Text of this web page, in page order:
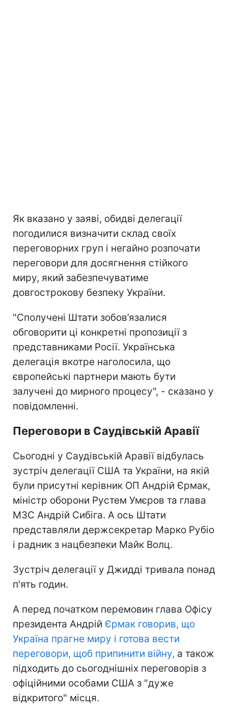
Як вказано у заяві, обидві делегації
погодилися визначити склад своїх
переговорних груп і негайно розпочати
переговори для досягнення стійкого
миру, який забезпечуватиме
довгострокову безпеку України.
"Сполучені Штати зобов’язалися
обговорити ці конкретні пропозиції з
представниками Росії. Українська
делегація вкотре наголосила, що
європейські партнери мають бути
залучені до мирного процесу", - сказано у
повідомленні.
Переговори в Саудівській Аравії
Сьогодні у Саудівській Аравії відбулась
зустріч делегації США та України, на якій
були присутні керівник ОП Андрій Єрмак,
міністр оборони Рустем Умєров та глава
МЗС Андрій Сибіга. А ось Штати
представляли держсекретар Марко Рубіо
і радник з нацбезпеки Майк Волц.
Зустріч делегації у Джидді тривала понад
п'ять годин.
А перед початком перемовин глава Офісу
президента Андрій Єрмак говорив, що
Україна прагне миру і готова вести
переговори, щоб припинити війну, а також
підходить до сьогоднішніх переговорів з
офіційними особами США з "дуже
відкритого" місця.